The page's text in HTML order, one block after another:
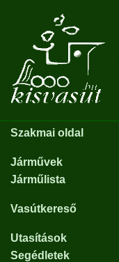
Szakmai oldal
Járművek
Járműlista
Vasútkereső
Utasítások
Segédletek